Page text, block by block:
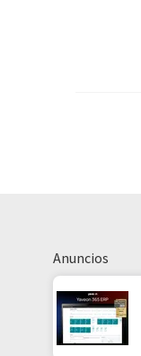
Anuncios